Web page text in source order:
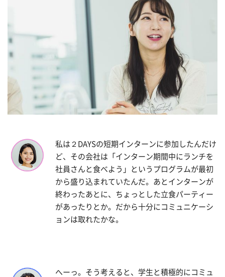
私は２DAYSの短期インターンに参加したんだけ
ど、その会社は「インターン期間中にランチを
社員さんと食べよう」というプログラムが最初
から盛り込まれていたんだ。あとインターンが
終わったあとに、ちょっとした立食パーティー
があったりとか。だから十分にコミュニケーシ
ョンは取れたかな。
へーっ。そう考えると、学生と積極的にコミュ